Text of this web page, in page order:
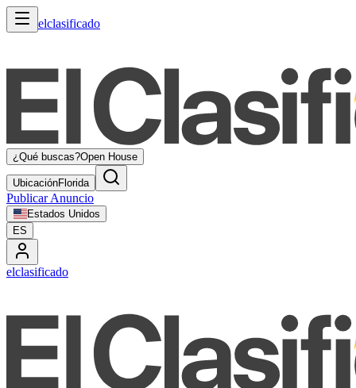
elclasificado
¿Qué buscas?Open House
UbicaciónFlorida
Publicar Anuncio
Estados Unidos
ES
elclasificado